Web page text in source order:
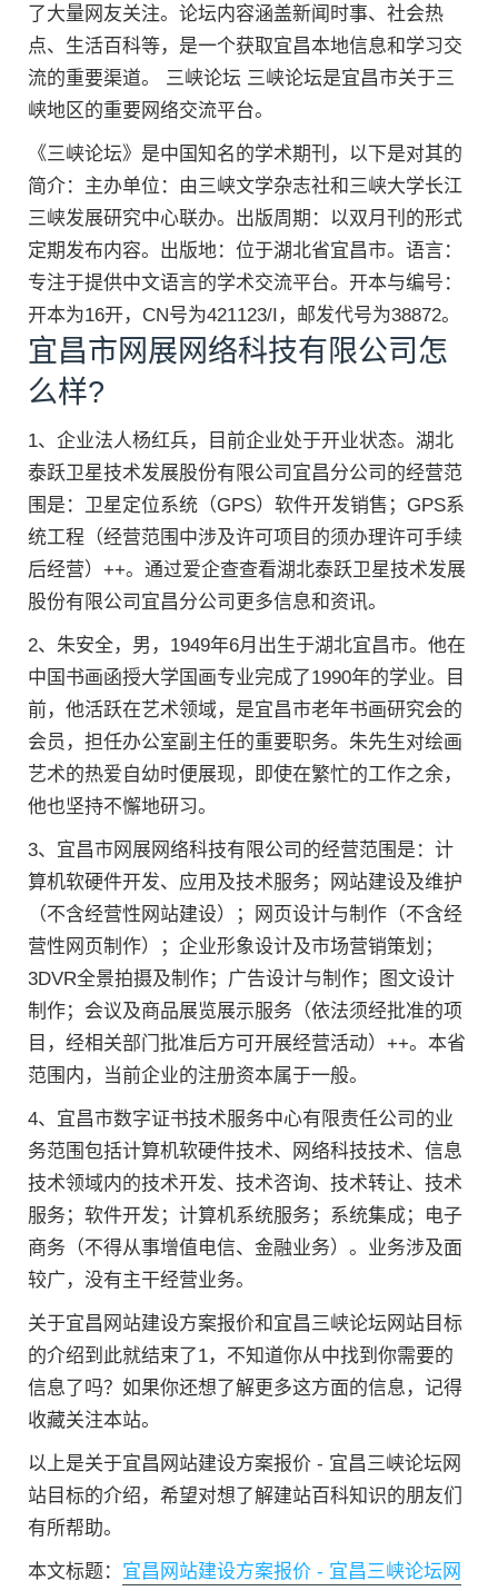
了大量网友关注。论坛内容涵盖新闻时事、社会热
点、生活百科等，是一个获取宜昌本地信息和学习交
流的重要渠道。 三峡论坛 三峡论坛是宜昌市关于三
峡地区的重要网络交流平台。
《三峡论坛》是中国知名的学术期刊，以下是对其的
简介：主办单位：由三峡文学杂志社和三峡大学长江
三峡发展研究中心联办。出版周期：以双月刊的形式
定期发布内容。出版地：位于湖北省宜昌市。语言：
专注于提供中文语言的学术交流平台。开本与编号：
开本为16开，CN号为421123/I，邮发代号为38872。
宜昌市网展网络科技有限公司怎
么样?
1、企业法人杨红兵，目前企业处于开业状态。湖北
泰跃卫星技术发展股份有限公司宜昌分公司的经营范
围是：卫星定位系统（GPS）软件开发销售；GPS系
统工程（经营范围中涉及许可项目的须办理许可手续
后经营）++。通过爱企查查看湖北泰跃卫星技术发展
股份有限公司宜昌分公司更多信息和资讯。
2、朱安全，男，1949年6月出生于湖北宜昌市。他在
中国书画函授大学国画专业完成了1990年的学业。目
前，他活跃在艺术领域，是宜昌市老年书画研究会的
会员，担任办公室副主任的重要职务。朱先生对绘画
艺术的热爱自幼时便展现，即使在繁忙的工作之余，
他也坚持不懈地研习。
3、宜昌市网展网络科技有限公司的经营范围是：计
算机软硬件开发、应用及技术服务；网站建设及维护
（不含经营性网站建设）；网页设计与制作（不含经
营性网页制作）；企业形象设计及市场营销策划；
3DVR全景拍摄及制作；广告设计与制作；图文设计
制作；会议及商品展览展示服务（依法须经批准的项
目，经相关部门批准后方可开展经营活动）++。本省
范围内，当前企业的注册资本属于一般。
4、宜昌市数字证书技术服务中心有限责任公司的业
务范围包括计算机软硬件技术、网络科技技术、信息
技术领域内的技术开发、技术咨询、技术转让、技术
服务；软件开发；计算机系统服务；系统集成；电子
商务（不得从事增值电信、金融业务）。业务涉及面
较广，没有主干经营业务。
关于宜昌网站建设方案报价和宜昌三峡论坛网站目标
的介绍到此就结束了1，不知道你从中找到你需要的
信息了吗？如果你还想了解更多这方面的信息，记得
收藏关注本站。
以上是关于宜昌网站建设方案报价 - 宜昌三峡论坛网
站目标的介绍，希望对想了解建站百科知识的朋友们
有所帮助。
本文标题： 宜昌网站建设方案报价 - 宜昌三峡论坛网